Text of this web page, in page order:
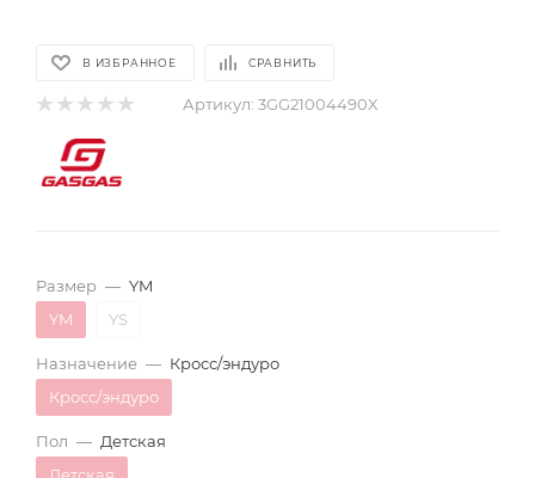
В ИЗБРАННОЕ СРАВНИТЬ
Артикул: 3GG21004490X
Размер — YM
YM
YS
Назначение — Кросс/эндуро
Кросс/эндуро
Пол — Детская